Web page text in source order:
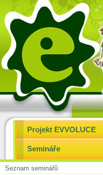
Projekt EVVOLUCE
Semináře
Seznam seminářů